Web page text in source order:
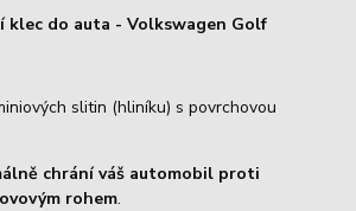
klec do auta - Volkswagen Golf
slitin (hliníku) s povrchovou
chrání váš automobil proti
rohem.